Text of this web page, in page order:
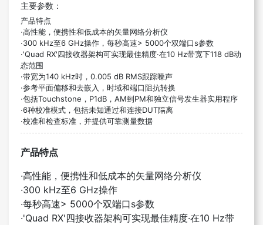
主要参数：
产品特点
·高性能，便携性和低成本的矢量网络分析仪
·300 kHz至6 GHz操作，每秒高速> 5000个双端口s参数
·'Quad RX'四接收器架构可实现最佳精度·在10 Hz带宽下118 dB动
态范围
·带宽为140 kHz时，0.005 dB RMS跟踪噪声
·参考平面偏移和去嵌入，时域和端口阻抗转换
·包括Touchstone， P1dB ，AM到PM和独立信号发生器实用程序
·6种校准模式，包括未知通过和连接DUT隔离
·校准和检查标准，并提供可靠测量数据
产品特点
·高性能，便携性和低成本的矢量网络分析仪
·300 kHz至6 GHz操作
·每秒高速> 5000个双端口s参数
·'Quad RX'四接收器架构可实现最佳精度·在10 Hz带